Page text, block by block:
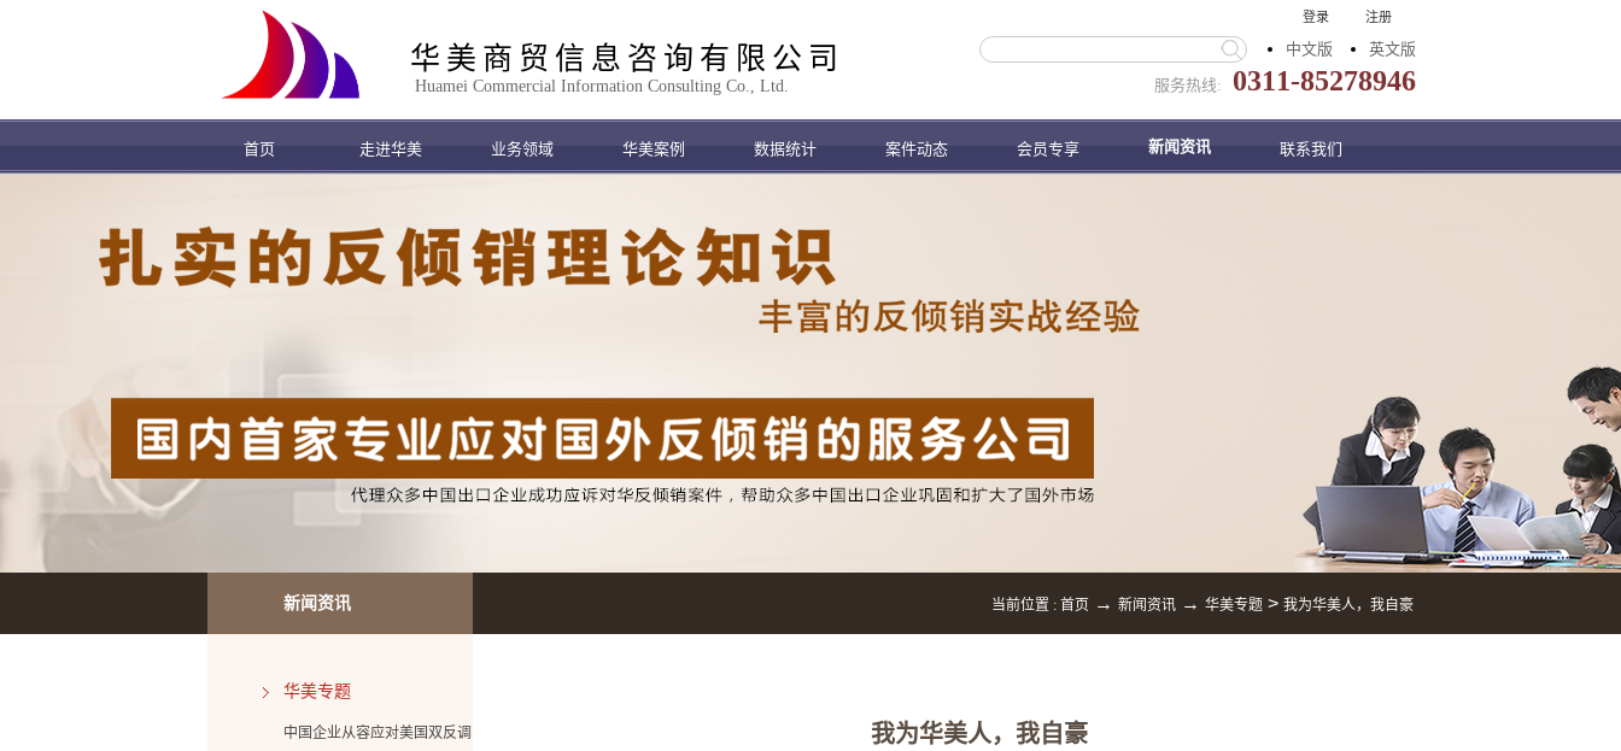
华美商贸信息咨询有限公司
Huamei Commercial Information Consulting Co., Ltd. 服务热线: 0311-85278946
中文版 英文版
登录 注册
首页 走进华美 业务领域 华美案例 数据统计 案件动态 会员专享 新闻资讯 联系我们
新闻资讯
华美专题
中国企业从容应对美国双反调
当前位置 : 首页 → 新闻资讯 → 华美专题 > 我为华美人，我自豪
我为华美人，我自豪